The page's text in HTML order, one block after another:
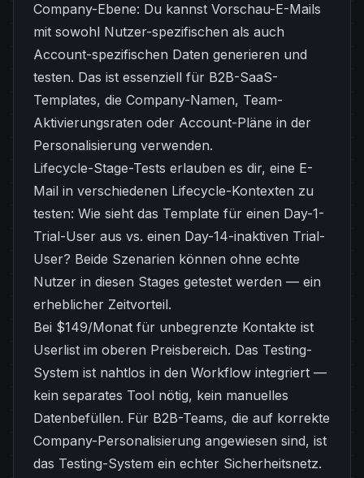
Company-Ebene: Du kannst Vorschau-E-Mails
mit sowohl Nutzer-spezifischen als auch
Account-spezifischen Daten generieren und
testen. Das ist essenziell für B2B-SaaS-
Templates, die Company-Namen, Team-
Aktivierungsraten oder Account-Pläne in der
Personalisierung verwenden.
Lifecycle-Stage-Tests erlauben es dir, eine E-
Mail in verschiedenen Lifecycle-Kontexten zu
testen: Wie sieht das Template für einen Day-1-
Trial-User aus vs. einen Day-14-inaktiven Trial-
User? Beide Szenarien können ohne echte
Nutzer in diesen Stages getestet werden — ein
erheblicher Zeitvorteil.
Bei $149/Monat für unbegrenzte Kontakte ist
Userlist im oberen Preisbereich. Das Testing-
System ist nahtlos in den Workflow integriert —
kein separates Tool nötig, kein manuelles
Datenbefüllen. Für B2B-Teams, die auf korrekte
Company-Personalisierung angewiesen sind, ist
das Testing-System ein echter Sicherheitsnetz.